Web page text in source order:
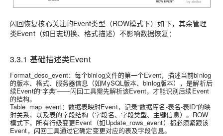
闪回恢复核心关注的Event类型（ROW模式下）如下，其余管理
类Event（如日志切换、格式描述）不影响数据恢复：
3.3.1 基础描述类Event
Format_desc_event：每个binlog文件的第一个Event，描述当前binlog
的版本、格式、服务器信息（如MySQL版本、binlog版本），是解析后
续Event的“字典”——闪回工具需先解析该Event，才能识别后续Event
的结构。
Table_map_event：数据表映射Event，记录“数据库名-表名-表ID”的映
射关系，以及表的字段结构（字段名、字段类型、主键信息）。ROW
模式下，所有行级变更Event（如Update_rows_event）都必须紧跟该
Event，闪回工具通过它确定变更对应的表及字段信息。